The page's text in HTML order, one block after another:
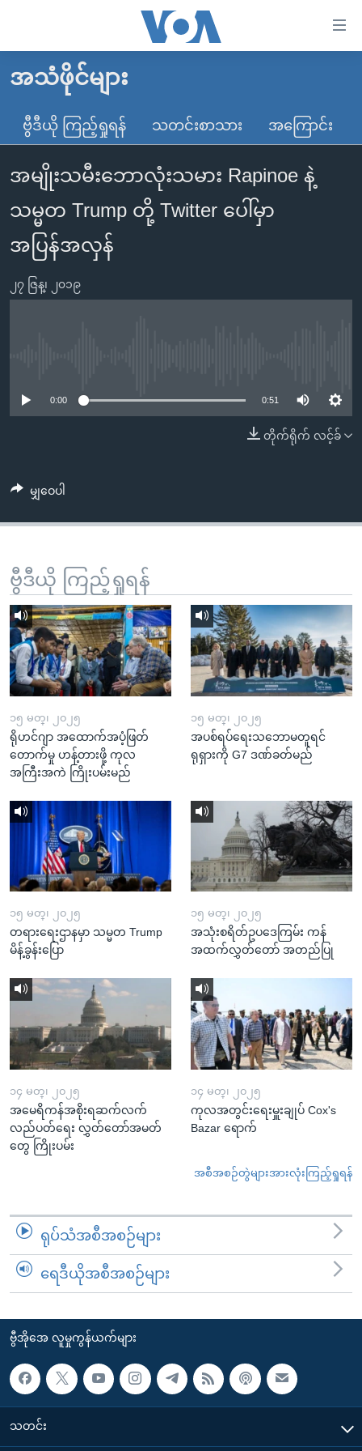
လွယ်ကူ
သည့်
များ
ပင်မ
အကြောင်းအရာ
ကျော်
ကြည့်
ရှာဖွေ
နေရာ
သို့
ကျော်
ရန်
မူလစာမျက်နှာ
မြန်မာ
ကမ္ဘာ့သတင်းများ
နိုင်ငံတကာ
အမေရိကန်
တရုတ်
အစ္စရေး-ပါလက်စတိုင်း
ဗွီဒီယို
သတင်းလွတ်လပ်ခွင့်
ရပ်ဝန်းတခု လမ်းတခု အလွန်
အင်္ဂလိပ်စာလေ့လာမယ်
အမေရိကန်သုံးအီဒီယံ
အပတ်စဉ်ကဏ္ဍများ
အသံဖိုင်များ
ဗွီဒီယို ကြည့်ရှုရန် သတင်းစာသား အကြောင်း
အမျိုးသမီးဘောလုံးသမား Rapinoe နဲ့
သမ္မတ Trump တို့ Twitter ပေါ်မှာ
အပြန်အလှန်
၂၇ ဇြန္၊ ၂၀၁၉
0:00 0:51
တိုက်ရိုက် လင့်ခ်
မျှဝေပါ
ဗွီဒီယို ကြည့်ရှုရန်
၁၅ မတ္၊ ၂၀၂၅
ရိုဟင်ဂျာ အထောက်အပံ့ဖြတ်
တောက်မှု ဟန့်တားဖို့ ကုလ
အကြီးအကဲ ကြိုးပမ်းမည်
၁၅ မတ္၊ ၂၀၂၅
အပစ်ရပ်ရေးသဘောမတူရင်
ရုရှားကို G7 ဒဏ်ခတ်မည်
၁၅ မတ္၊ ၂၀၂၅
တရားရေးဌာနမှာ သမ္မတ Trump
မိန့်ခွန်းပြော
၁၅ မတ္၊ ၂၀၂၅
အသုံးစရိတ်ဥပဒေကြမ်း ကန်
အထက်လွှတ်တော် အတည်ပြု
၁၄ မတ္၊ ၂၀၂၅
အမေရိကန်အစိုးရဆက်လက်
လည်ပတ်ရေး လွှတ်တော်အမတ်
တွေ ကြိုးပမ်း
၁၄ မတ္၊ ၂၀၂၅
ကုလအတွင်းရေးမှူးချုပ် Cox's
Bazar ရောက်
အစီအစဉ်တွဲများအားလုံးကြည့်ရှုရန်
ရုပ်သံအစီအစဉ်များ
ရေဒီယိုအစီအစဉ်များ
ဗွီအိုအေ လူမှုကွန်ယက်များ
သတင်း